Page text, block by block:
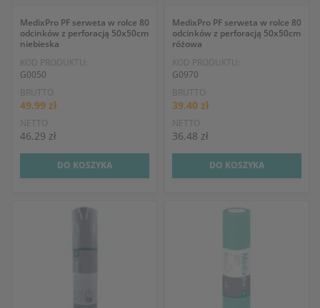
MedixPro PF serweta w rolce 80
odcinków z perforacją 50x50cm
niebieska
KOD PRODUKTU:
G0050
BRUTTO
49.99 zł
NETTO
46.29 zł
DO KOSZYKA
MedixPro PF serweta w rolce 80
odcinków z perforacją 50x50cm
różowa
KOD PRODUKTU:
G0970
BRUTTO
39.40 zł
NETTO
36.48 zł
DO KOSZYKA